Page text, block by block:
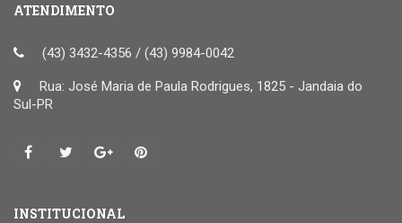
ATENDIMENTO
(43) 3432-4356 / (43) 9984-0042
Rua: José Maria de Paula Rodrigues, 1825 - Jandaia do
Sul-PR
INSTITUCIONAL